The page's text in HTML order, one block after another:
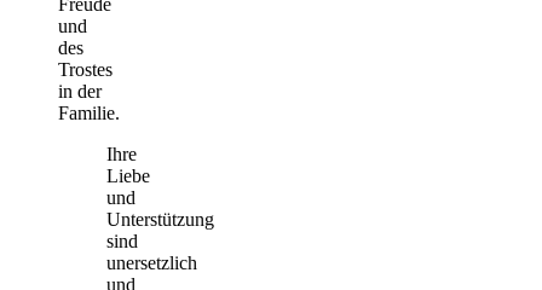
Freude
und
des
Trostes
in der
Familie.
Ihre
Liebe
und
Unterstützung
sind
unersetzlich
und